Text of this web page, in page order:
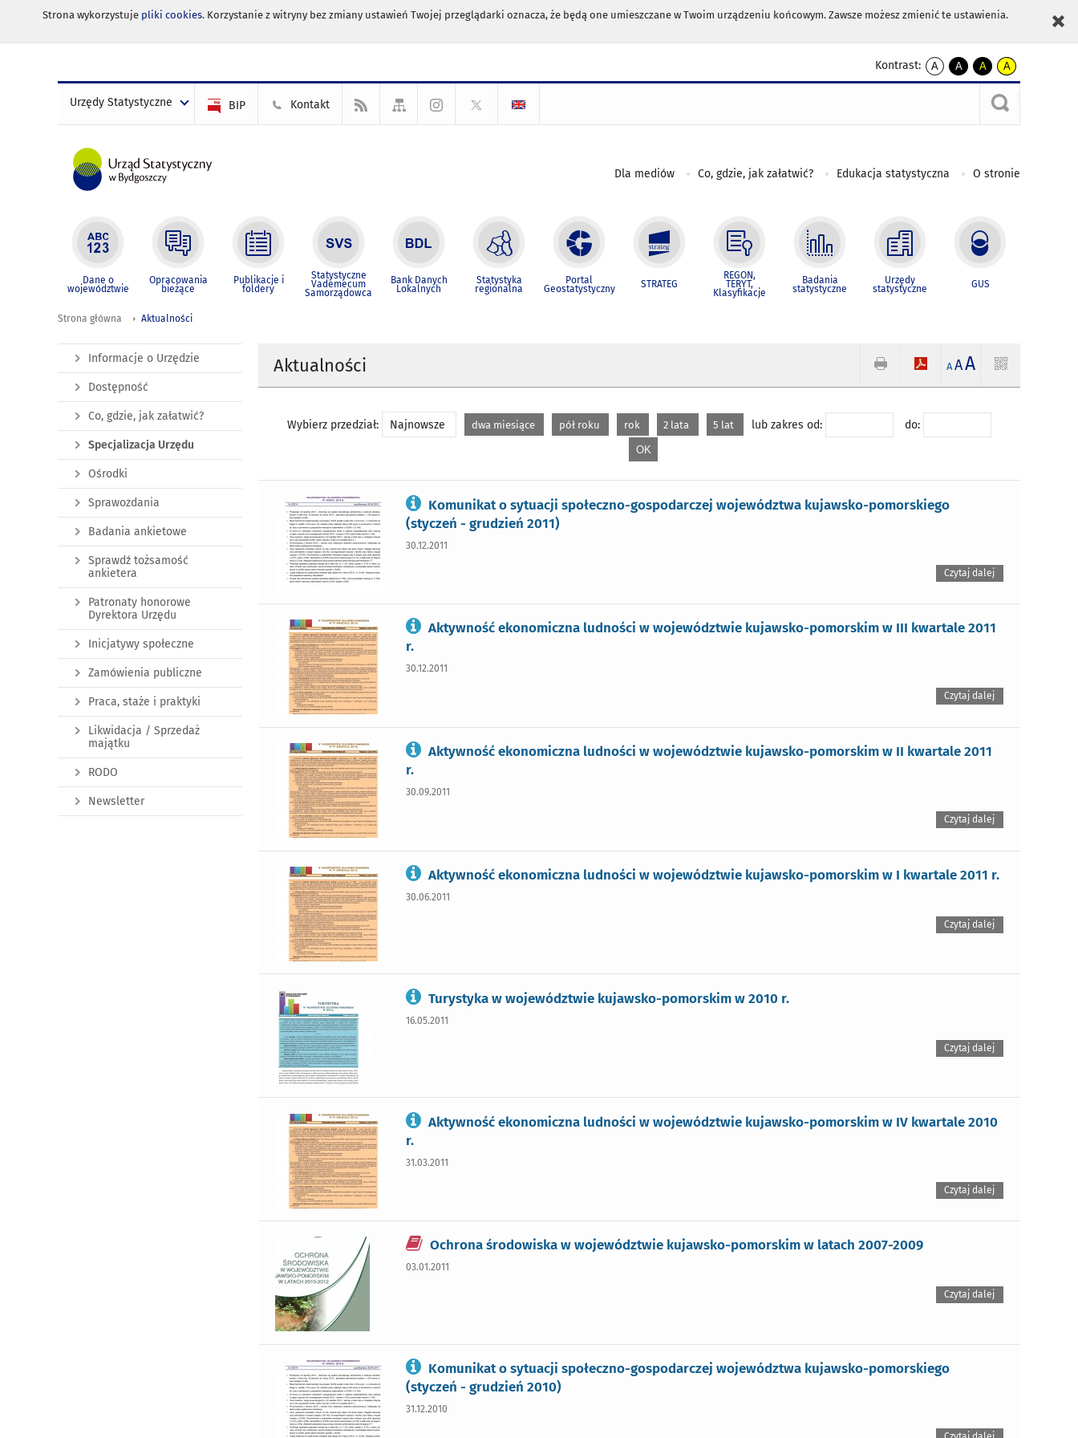
Strona wykorzystuje pliki cookies. Korzystanie z witryny bez zmiany ustawień Twojej przeglądarki oznacza, że będą one umieszczane w Twoim urządzeniu końcowym. Zawsze możesz zmienić te ustawienia.
Kontrast:
A
kontrast
A
kontrast
czarnym
A
kontrast
żółty
tekst
czarnym
A
kontrast
czarny
tekst
żółtym
Urzędy Statystyczne BIP Kontakt
Dla mediów Co, gdzie, jak załatwić? Edukacja statystyczna O stronie
Dane o
województwie
Opracowania
bieżące
Publikacje i
foldery
Statystyczne
Vademecum
Samorządowca
Bank Danych
Lokalnych
Statystyka
regionalna
Portal
Geostatystyczny STRATEG
REGON,
TERYT,
Klasyfikacje
Badania
statystyczne
Urzędy
statystyczne GUS
Strona główna Aktualności
Aktualności A AA
Wybierz przedział: Najnowsze dwa miesiące pół roku rok 2 lata 5 lat lub zakres od: do:
Komunikat o sytuacji społeczno-gospodarczej województwa kujawsko-pomorskiego
(styczeń - grudzień 2011)
30.12.2011
Czytaj dalej
Aktywność ekonomiczna ludności w województwie kujawsko-pomorskim w III kwartale 2011
r.
30.12.2011
Czytaj dalej
Aktywność ekonomiczna ludności w województwie kujawsko-pomorskim w II kwartale 2011
r.
30.09.2011
Czytaj dalej
Aktywność ekonomiczna ludności w województwie kujawsko-pomorskim w I kwartale 2011 r.
30.06.2011
Czytaj dalej
Turystyka w województwie kujawsko-pomorskim w 2010 r.
16.05.2011
Czytaj dalej
Aktywność ekonomiczna ludności w województwie kujawsko-pomorskim w IV kwartale 2010
r.
31.03.2011
Czytaj dalej
Ochrona środowiska w województwie kujawsko-pomorskim w latach 2007-2009
03.01.2011
Czytaj dalej
Komunikat o sytuacji społeczno-gospodarczej województwa kujawsko-pomorskiego
(styczeń - grudzień 2010)
31.12.2010
Informacje o Urzędzie
Dostępność
Co, gdzie, jak załatwić?
Specjalizacja Urzędu
Ośrodki
Sprawozdania
Badania ankietowe
Sprawdź tożsamość
ankietera
Patronaty honorowe
Dyrektora Urzędu
Inicjatywy społeczne
Zamówienia publiczne
Praca, staże i praktyki
Likwidacja / Sprzedaż
majątku
RODO
Newsletter